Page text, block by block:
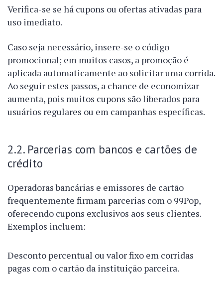
Verifica-se se há cupons ou ofertas ativadas para
uso imediato.
Caso seja necessário, insere-se o código
promocional; em muitos casos, a promoção é
aplicada automaticamente ao solicitar uma corrida.
Ao seguir estes passos, a chance de economizar
aumenta, pois muitos cupons são liberados para
usuários regulares ou em campanhas específicas.
2.2. Parcerias com bancos e cartões de
crédito
Operadoras bancárias e emissores de cartão
frequentemente firmam parcerias com o 99Pop,
oferecendo cupons exclusivos aos seus clientes.
Exemplos incluem:
Desconto percentual ou valor fixo em corridas
pagas com o cartão da instituição parceira.